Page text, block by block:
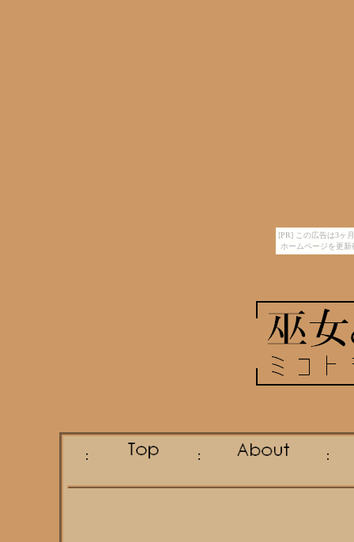
[PR] この広告は3ヶ
ホームページを更
： ：